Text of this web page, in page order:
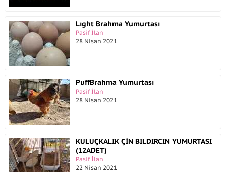
Lıght Brahma Yumurtası
Pasif İlan
28 Nisan 2021
PuffBrahma Yumurtası
Pasif İlan
28 Nisan 2021
KULUÇKALIK ÇİN BILDIRCIN YUMURTASI
(12ADET)
Pasif İlan
22 Nisan 2021